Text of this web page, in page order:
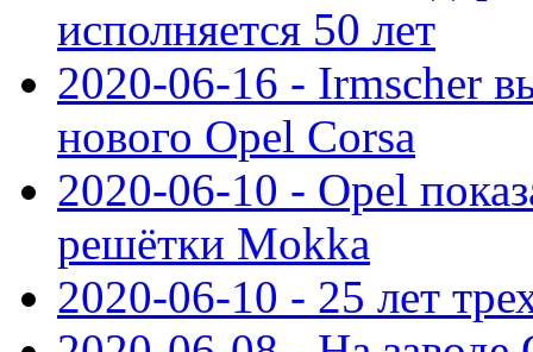
исполняется 50 лет
2020-06-16 - Irmscher
нового Opel Corsa
2020-06-10 - Opel
решётки Mokka
2020-06-10 - 25 лет